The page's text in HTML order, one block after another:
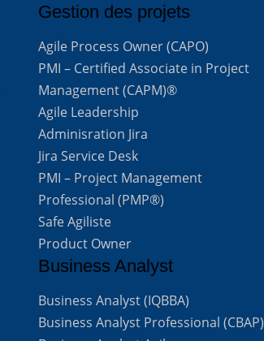
Gestion des projets
Agile Process Owner (CAPO)
PMI – Certified Associate in Project
Management (CAPM)®
Agile Leadership
Adminisration Jira
Jira Service Desk
PMI – Project Management
Professional (PMP®)
Safe Agiliste
Product Owner
Business Analyst
Business Analyst (IQBBA)
Business Analyst Professional (CBAP)